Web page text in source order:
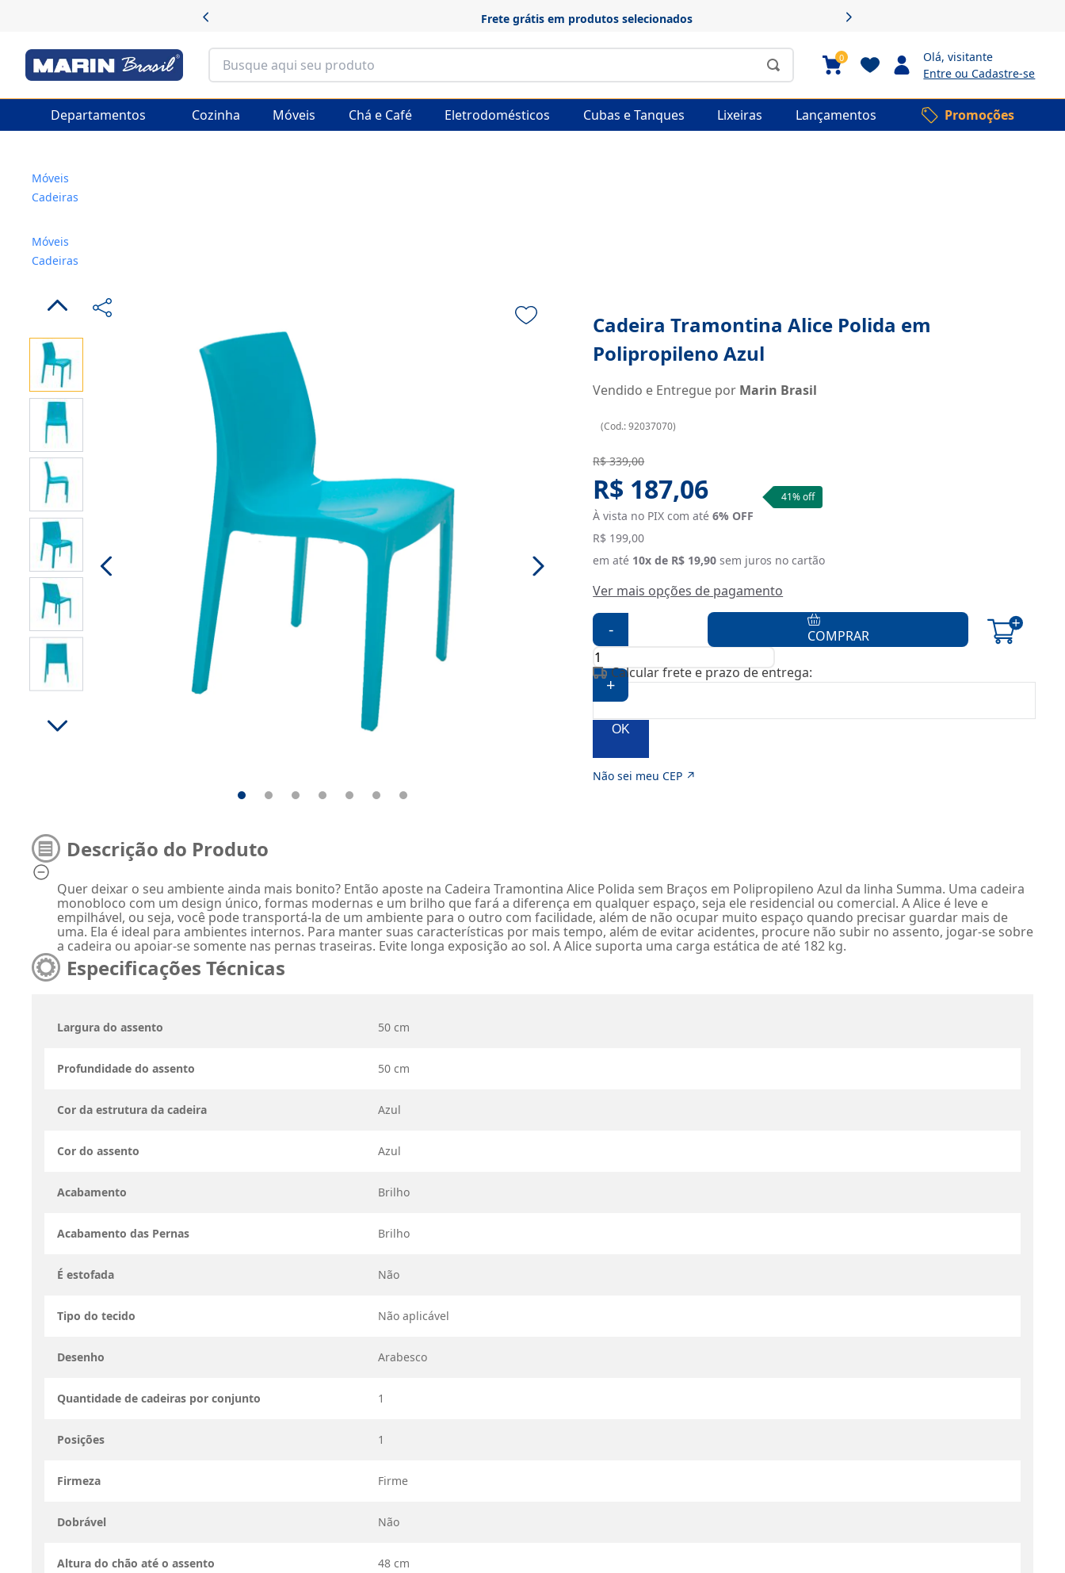
Frete grátis em produtos selecionados
0 Olá, visitante
Entre ou Cadastre-se
Departamentos Cozinha Móveis Chá e Café Eletrodomésticos Cubas e Tanques Lixeiras Lançamentos Promoções
Móveis
Cadeiras
Móveis
Cadeiras
Cadeira Tramontina Alice Polida em
Polipropileno Azul
Vendido e Entregue por Marin Brasil
(Cod.:92037070)
Original price:
R$ 339,00
Sale Price:
R$ 187,06
À vista no PIX com até 6% OFF
41% off
R$ 199,00
em até 10x de R$ 19,90 sem juros no cartão
Ver mais opções de pagamento
-
+
COMPRAR
Calcular frete e prazo de entrega:
OK
Não sei meu CEP ↗
Descrição do Produto
Quer deixar o seu ambiente ainda mais bonito? Então aposte na Cadeira Tramontina Alice Polida sem Braços em Polipropileno Azul da linha Summa. Uma cadeira
monobloco com um design único, formas modernas e um brilho que fará a diferença em qualquer espaço, seja ele residencial ou comercial. A Alice é leve e
empilhável, ou seja, você pode transportá-la de um ambiente para o outro com facilidade, além de não ocupar muito espaço quando precisar guardar mais de
uma. Ela é ideal para ambientes internos. Para manter suas características por mais tempo, além de evitar acidentes, procure não subir no assento, jogar-se sobre
a cadeira ou apoiar-se somente nas pernas traseiras. Evite longa exposição ao sol. A Alice suporta uma carga estática de até 182 kg.
Especificações Técnicas
Largura do assento 50 cm
Profundidade do assento 50 cm
Cor da estrutura da cadeira Azul
Cor do assento Azul
Acabamento Brilho
Acabamento das Pernas Brilho
É estofada Não
Tipo do tecido Não aplicável
Desenho Arabesco
Quantidade de cadeiras por conjunto 1
Posições 1
Firmeza Firme
Dobrável Não
Altura do chão até o assento 48 cm